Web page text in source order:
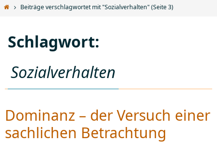
StartBeiträge verschlagwortet mit "Sozialverhalten"(Seite 3)
Schlagwort:
Sozialverhalten
Dominanz – der Versuch einer
sachlichen Betrachtung